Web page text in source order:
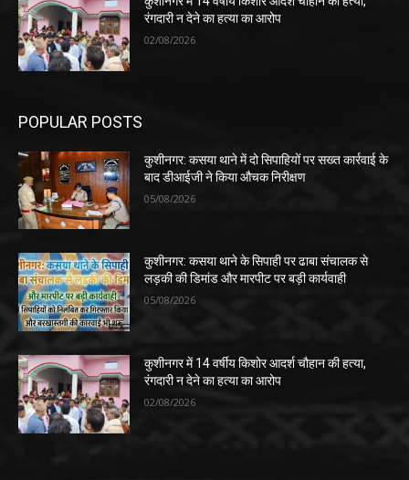
रंगदारी न देने का हत्या का आरोप
02/08/2026
POPULAR POSTS
कुशीनगर: कसया थाने में दो सिपाहियों पर सख्त कार्रवाई के
बाद डीआईजी ने किया औचक निरीक्षण
05/08/2026
कुशीनगर: कसया थाने के सिपाही पर ढाबा संचालक से
लड़की की डिमांड और मारपीट पर बड़ी कार्यवाही
05/08/2026
कुशीनगर में 14 वर्षीय किशोर आदर्श चौहान की हत्या,
रंगदारी न देने का हत्या का आरोप
02/08/2026